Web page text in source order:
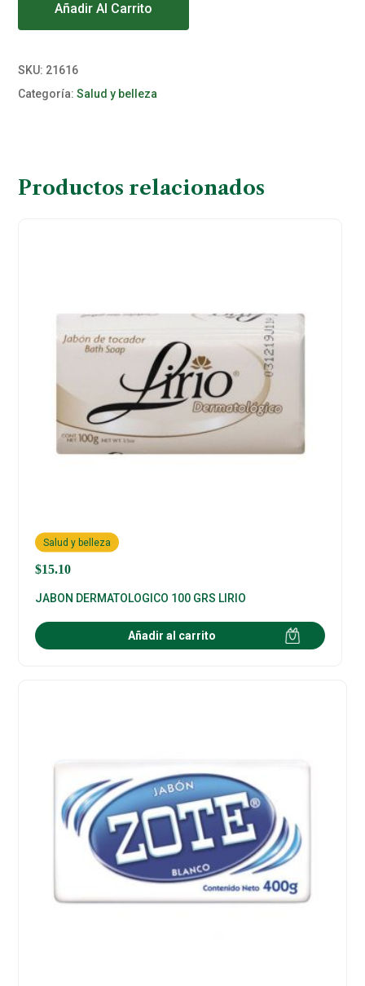
Añadir Al Carrito
SKU: 21616
Categoría:Salud y belleza
Productos relacionados
$15.10
Salud y belleza
JABON DERMATOLOGICO 100 GRS LIRIO
Añadir al carrito